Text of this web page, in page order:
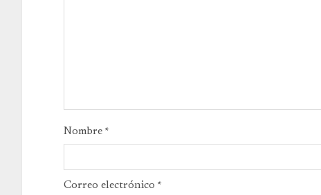
Nombre *
Correo electrónico *